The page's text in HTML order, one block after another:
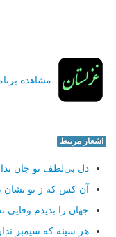
مشاهده
اشعار مرتبط
دل بی‌لطف تو جان
آن كس كه ز تو نشان
جهان را بدیدم وفایی
هر سینه كه سیمبر